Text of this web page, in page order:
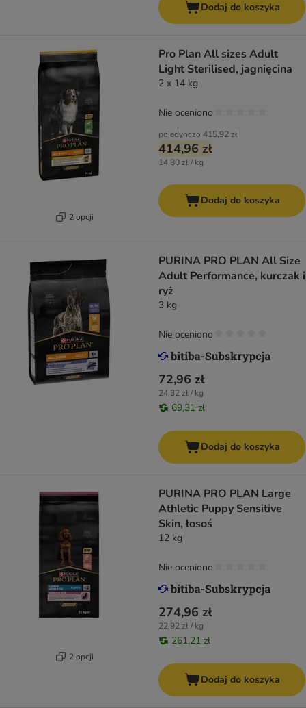
Dodaj do koszyka
2 opcji
Pro Plan All sizes Adult
Light Sterilised, jagnięcina
2 x 14 kg
pojedynczo 415,92 zł
414,96 zł
14,80 zł / kg
Nie oceniono
Dodaj do koszyka
PURINA PRO PLAN All Size
Adult Performance, kurczak i
ryż
3 kg
72,96 zł
24,32 zł / kg
69,31 zł
Nie oceniono
Dodaj do koszyka
2 opcji
PURINA PRO PLAN Large
Athletic Puppy Sensitive
Skin, łosoś
12 kg
274,96 zł
22,92 zł / kg
261,21 zł
Nie oceniono
Dodaj do koszyka